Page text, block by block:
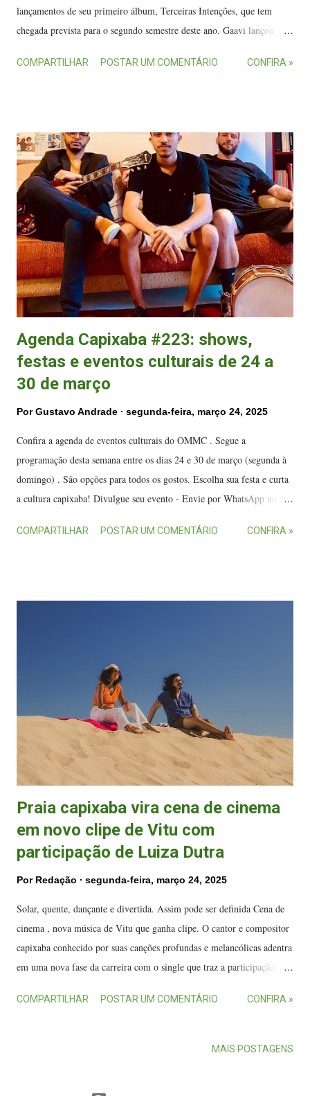
lançamentos de seu primeiro álbum, Terceiras Intenções, que tem
chegada prevista para o segundo semestre deste ano. Gaavi lançou
Rassari/Reprodução/Instagram) A canção Brunch , em parceria com a
sensualidade e flerte. Produzida por Marcelo De Lamare (Baco Exu do
Blues), composta por Gavi, Amanda Coronha, Sarah Roston e Dessa
Brandão, a faixa é um dos destaques da primeira parte do disco, que
traz uma proposta marcante: todas as músicas são escritas e
interpretadas por mulheres. Com lançamento no Mês da Mulher, a
canção chega acompanhada de um visualizer exclusivo, que já pode
ser visto. O EP Primeiras Intenções conta também com as...
COMPARTILHAR POSTAR UM COMENTÁRIO CONFIRA »
Agenda Capixaba #223: shows,
festas e eventos culturais de 24 a
30 de março
PorGustavo Andrade segunda-feira, março 24, 2025
Confira a agenda de eventos culturais do OMMC . Segue a
programação desta semana entre os dias 24 e 30 de março (segunda à
domingo) . São opções para todos os gostos. Escolha sua festa e curta
a cultura capixaba! Divulgue seu evento - Envie por WhatsApp no
constando atrações, data, horário, local, endereço, telefone e valor de
Informações: (27) 99235-7121. - Clube do Samba e DJ Enzo Santos
[Segunda no Samba] - 19h (Samba) - Clube de Pesca Santo Antônio -
Av. Dário Lourenço de Souza, 89, Mário Cypreste, Vitória.
Informações: (27) 99993-5634. - ...
COMPARTILHAR POSTAR UM COMENTÁRIO CONFIRA »
Praia capixaba vira cena de cinema
em novo clipe de Vitu com
participação de Luiza Dutra
Por Redação segunda-feira, março 24, 2025
Solar, quente, dançante e divertida. Assim pode ser definida Cena de
cinema , nova música de Vitu que ganha clipe. O cantor e compositor
capixaba conhecido por suas canções profundas e melancólicas adentra
em uma nova fase da carreira com o single que traz a participação da
Parque Estadual da Fonte Grande e no Píer da Ilha das Caieiras, o
, inspirada na dança contemporânea que se mistura com as ondas do
COMPARTILHAR POSTAR UM COMENTÁRIO CONFIRA »
MAIS POSTAGENS